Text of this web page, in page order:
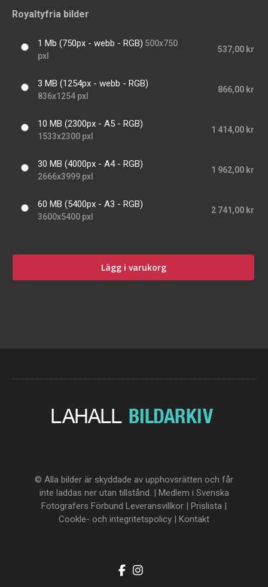
Royaltyfria bilder
1 Mb (750px - webb - RGB) 500x750
pxl
537,00 kr
3 MB (1254px - webb - RGB)
836x1254 pxl
866,00 kr
10 MB (2300px - A5 - RGB)
1533x2300 pxl
1 414,00 kr
30 MB (4000px - A4 - RGB)
2666x3999 pxl
1 962,00 kr
60 MB (5400px - A3 - RGB)
3600x5400 pxl
2 741,00 kr
Lägg i varukorg
© Alla bilder är skyddade av upphovsrätten och får
inte laddas ner utan tillstånd. | Medlem i Svenska
Fotografers Förbund Leveransvillkor | Prislista |
Cookle- och integritetspolicy | Kontakt